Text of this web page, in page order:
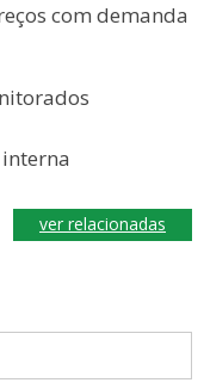
com demanda
ver relacionadas